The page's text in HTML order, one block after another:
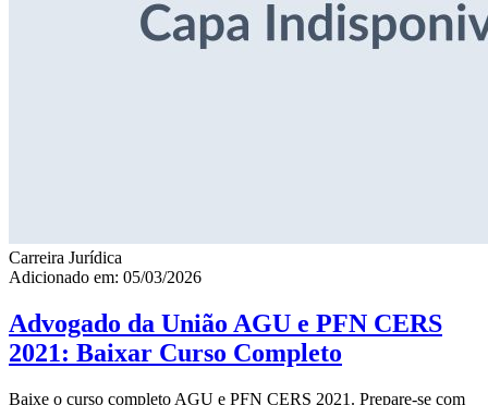
Carreira Jurídica
Adicionado em: 05/03/2026
Advogado da União AGU e PFN CERS
2021: Baixar Curso Completo
Baixe o curso completo AGU e PFN CERS 2021. Prepare-se com